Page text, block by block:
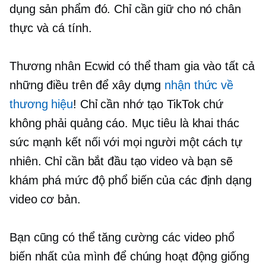
dụng sản phẩm đó. Chỉ cần giữ cho nó chân
thực và cá tính.
Thương nhân Ecwid có thể tham gia vào tất cả
những điều trên để xây dựng nhận thức về
thương hiệu! Chỉ cần nhớ tạo TikTok chứ
không phải quảng cáo. Mục tiêu là khai thác
sức mạnh kết nối với mọi người một cách tự
nhiên. Chỉ cần bắt đầu tạo video và bạn sẽ
khám phá mức độ phổ biến của các định dạng
video cơ bản.
Bạn cũng có thể tăng cường các video phổ
biến nhất của mình để chúng hoạt động giống